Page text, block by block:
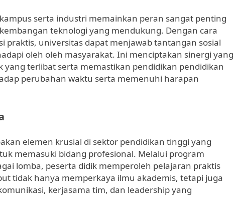
serta industri memainkan peran sangat penting
teknologi yang mendukung. Dengan cara
praktis, universitas dapat menjawab tantangan sosial
oleh oleh masyarakat. Ini menciptakan sinergi yang
terlibat serta memastikan pendidikan pendidikan
perubahan waktu serta memenuhi harapan
elemen krusial di sektor pendidikan tinggi yang
memasuki bidang profesional. Melalui program
lomba, peserta didik memperoleh pelajaran praktis
tidak hanya memperkaya ilmu akademis, tetapi juga
kerjasama tim, dan leadership yang